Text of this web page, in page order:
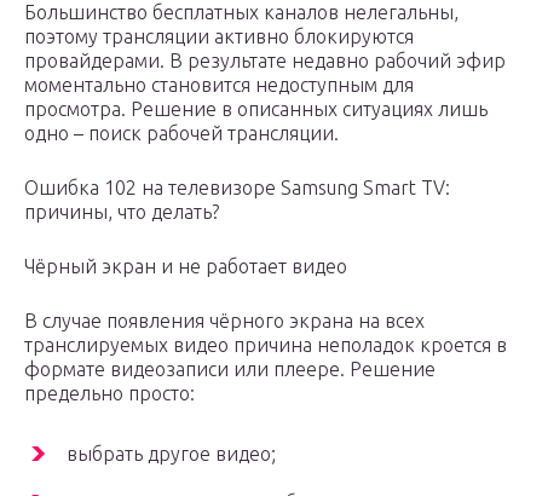
Большинство бесплатных каналов нелегальны,
поэтому трансляции активно блокируются
провайдерами. В результате недавно рабочий эфир
моментально становится недоступным для
просмотра. Решение в описанных ситуациях лишь
одно – поиск рабочей трансляции.
Ошибка 102 на телевизоре Samsung Smart TV:
причины, что делать?
Чёрный экран и не работает видео
В случае появления чёрного экрана на всех
транслируемых видео причина неполадок кроется в
формате видеозаписи или плеере. Решение
предельно просто:
выбрать другое видео;